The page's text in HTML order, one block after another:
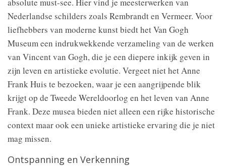
Nederlandse schilders zoals Rembrandt en Vermeer. Voor
liefhebbers van moderne kunst biedt het Van Gogh
Museum een indrukwekkende verzameling van de werken
van Vincent van Gogh, die je een diepere inkijk geven in
zijn leven en artistieke evolutie. Vergeet niet het Anne
Frank Huis te bezoeken, waar je een aangrijpende blik
krijgt op de Tweede Wereldoorlog en het leven van Anne
Frank. Deze musea bieden niet alleen een rijke historische
context maar ook een unieke artistieke ervaring die je niet
mag missen.
Ontspanning en Verkenning